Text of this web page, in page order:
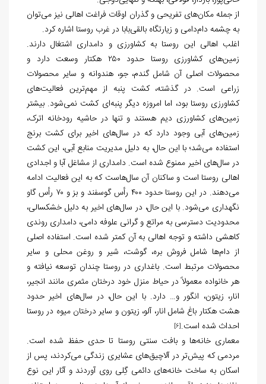
از جمله مکان‌های تفریحی و گذران اوقات فراغت اهالی نیز می‌توان
به چشمه دام‌دامی و زیارتگاه بالقی‌بابا در غرب روستا اشاره کرد.
اغلب اهالی این روستا به کشاورزی و دامداری اشتغال دارند.
زمین‌های کشاورزی روستا حدود ۲۵۰ هکتار وسعت دارد و
محصولات اصلی آن شامل گندم، جو، هندوانه و سایر محصولات
زراعی است. در گذشته، کشت پنبه از مهم‌ترین فعالیت‌های
کشاورزی روستا بود، اما امروزه دیگر پنبه‌ای کشت نمی‌شود. بیشتر
زمین‌های کشاورزی دیم هستند و تنها در حاشیه رودخانه اترک،
زمین‌های آبی وجود دارد که در سال‌های اخیر برای کشت برنج
استفاده می‌شد؛ با این حال، به دلیل مدیریت منابع آبی، این کشت
در سال‌های اخیر ممنوع شده است. دامداری از مشاغل آبا و اجدادی
اهالی روستا است و ساکنان آن سال‌هاست که به این فعالیت ادامه
می‌دهند. در این روستا حدود ۴۰۰ رأس گوسفند و بز و ۷۰ رأس گاو
نگهداری می‌شود. با این حال، در سال‌های اخیر به دلیل خشکسالی،
محدودیت دسترسی به مراتع و گرانی علوفه دامی، دامداری روندی
کاهشی داشته و توجه اهالی به آن کمتر شده است. استفاده اصلی
از دام‌ها شامل فروش بره، گوشت، شیر و روغن محلی و سایر
محصولات مرتبط است. باغداری در روستا چندان توسعه نیافته و
هر خانواده معمولاً در حیاط منزل خود درختان مثمری مانند انجیر،
انار، زیتون، انگور و… دارد. با این حال، در سال‌های اخیر حدود
هشت هکتار باغ شامل انار، آلو، زیتون و سایر درختان میوه در روستا
احداث شده است.[6]
معماری خانه‌ها و بافت سنتی روستا تا حدی حفظ شده است.
مردمی که پیش‌تر در آلاچیق‌های عشایری زندگی می‌کردند، پس از
اسکان به ساخت خانه‌های دائمی گِلی روی آوردند و آثار این نوع